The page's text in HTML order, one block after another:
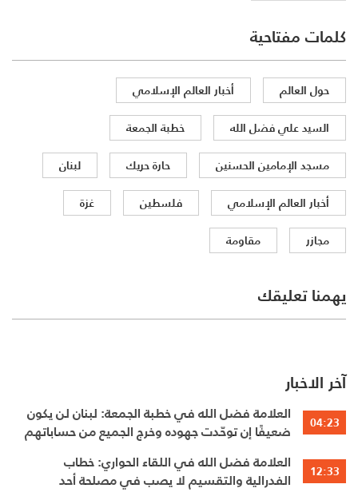
كلمات مفتاحية
حول العالم
أخبار العالم الإسلامي
السيد علي فضل الله
خطبة الجمعة
مسجد الإمامين الحسنين
حارة حريك
لبنان
أخبار العالم الإسلامي
فلسطين
غزة
مجازر
مقاومة
يهمنا تعليقك
آخر الاخبار
04:23
العلامة فضل الله في خطبة الجمعة: لبنان لن يكون
ضعيفًا إن توحّدت جهوده وخرج الجميع من حساباتهم
12:33
العلامة فضل الله في اللقاء الحواري: خطاب
الفدرالية والتقسيم لا يصب في مصلحة أحد